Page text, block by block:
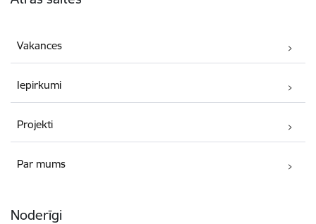
Vakances
Iepirkumi
Projekti
Par mums
Noderīgi